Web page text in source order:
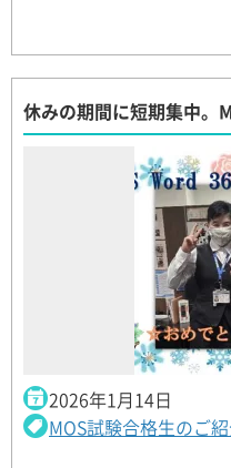
休みの期間に短期集中。
2026年1月14日
MOS試験合格生のご